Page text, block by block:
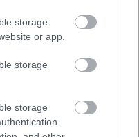
storage
or app.
storage
storage
árult el. Felidézte
művészek,
Liege,
Zeljka